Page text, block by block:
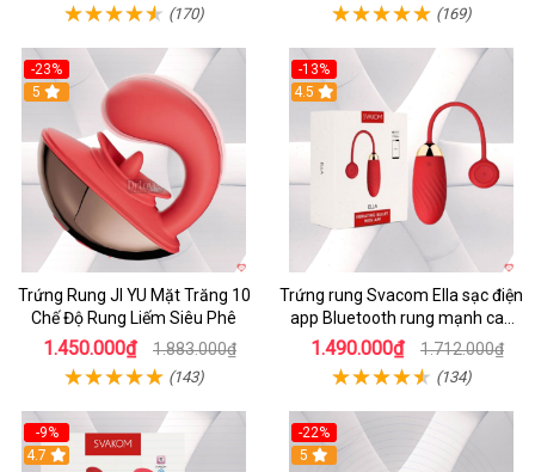
(170) (169)
-23%
5
Trứng Rung JI YU Mặt Trăng 10
Chế Độ Rung Liếm Siêu Phê
1.450.000₫ 1.883.000₫
(143)
-13%
4.5
Trứng rung Svacom Ella sạc điện
app Bluetooth rung mạnh cao
cấp
1.490.000₫ 1.712.000₫
(134)
-9%
4.7
-22%
5